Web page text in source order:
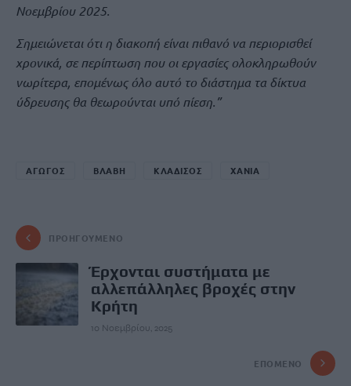
Νοεμβρίου 2025.
Σημειώνεται ότι η διακοπή είναι πιθανό να περιορισθεί
χρονικά, σε περίπτωση που οι εργασίες ολοκληρωθούν
νωρίτερα, επομένως όλο αυτό το διάστημα τα δίκτυα
ύδρευσης θα θεωρούνται υπό πίεση.”
ΑΓΩΓΟΣ ΒΛΑΒΗ ΚΛΑΔΙΣΟΣ ΧΑΝΙΑ
ΠΡΟΗΓΟΎΜΕΝΟ
Έρχονται συστήματα με
αλλεπάλληλες βροχές στην
Κρήτη
10 Νοεμβρίου, 2025
ΕΠΌΜΕΝΟ